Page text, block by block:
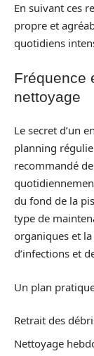
En suivant ces
propre et
quotidiens
Fréquence
nettoyage
Le secret d’un
planning
recommandé
du fond de la
type de
organiques et
d’infections et
Un plan
Retrait des
Nettoyage